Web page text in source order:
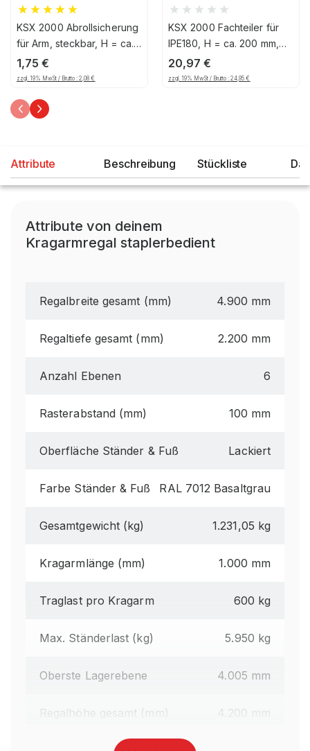
KSX 2000 Abrollsicherung
für Arm, steckbar, H = ca.
100 mm
1,75€
zzgl. 19% MwSt / Brutto :2,08€
KSX 2000 Fachteiler für
IPE180, H = ca. 200 mm,
für Fuß, verzinkt
20,97€
zzgl. 19% MwSt / Brutto :24,95€
Attribute Beschreibung Stückliste
Attribute von deinem
Kragarmregal staplerbedient
Regalbreite gesamt (mm) 4.900 mm
Regaltiefe gesamt (mm) 2.200 mm
Anzahl Ebenen 6
Rasterabstand (mm) 100 mm
Oberfläche Ständer & Fuß Lackiert
Farbe Ständer & Fuß RAL 7012 Basaltgrau
Gesamtgewicht (kg) 1.231,05 kg
Kragarmlänge (mm) 1.000 mm
Traglast pro Kragarm 600 kg
Max. Ständerlast (kg) 5.950 kg
Oberste Lagerebene 4.005 mm
Regalhöhe gesamt (mm) 4.200 mm